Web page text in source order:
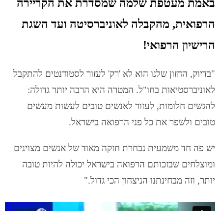
באמת מעטפת שלמה שמסדרת את הקריירה
הרפואית, מהקבלה לאוניברסיטה ועד השגת
הרישיון הרפואי!
"בדיוק, החזון שלנו הוא לא 'רק' לעזור לסטודנטים להתקבל
לאוניברסטיאות בחו"ל. המטרה היא הרבה יותר גדולה:
להגשים חלומות, לעזור לאנשים טובים לעשות מעשים
טובים ולשפר את כל פני הרפואה בישראל.
יש פה חד משמעית נבחרת חזקה מאוד של אנשים מצוינים
ומוצלחים שבזכותם הרפואה בישראל יכולה להיות טובה
יותר, וזה מבחינתנו הניצחון הכי גדול."